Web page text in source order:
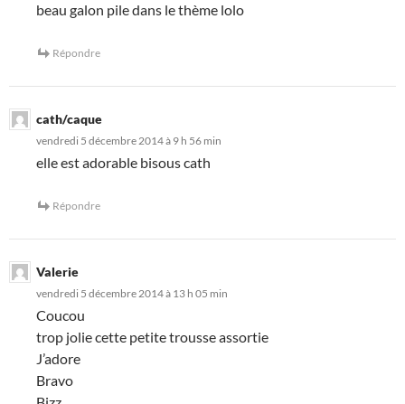
beau galon pile dans le thème lolo
Répondre
cath/caque
vendredi 5 décembre 2014 à 9 h 56 min
elle est adorable bisous cath
Répondre
Valerie
vendredi 5 décembre 2014 à 13 h 05 min
Coucou
trop jolie cette petite trousse assortie
J’adore
Bravo